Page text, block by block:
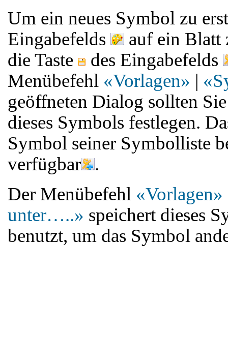
Um ein neues Symbol zu
Eingabefelds
auf ein Blatt
die Taste
des Eingabefelds
Menübefehl «Vorlagen» |
geöffneten Dialog sollten
dieses Symbols festlegen.
Symbol seiner Symbolliste
verfügbar
.
Der Menübefehl «Vorlagen»
unter…..» speichert dieses
benutzt, um das Symbol